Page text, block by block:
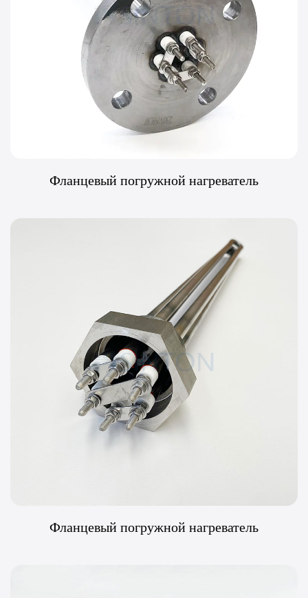
мощности, чтобы снизить риск перегрева и повреждения
жидкости.
●Функции безопасности: ищите модели, оснащенные
функциями безопасности, такими как термостаты и защита
от перегрева.
●Сертификаты. Убедитесь, что обогреватель соответствует
отраслевым стандартам и сертификатам, применимым к
Фланцевый погружной нагреватель
Фланцевый погружной нагреватель